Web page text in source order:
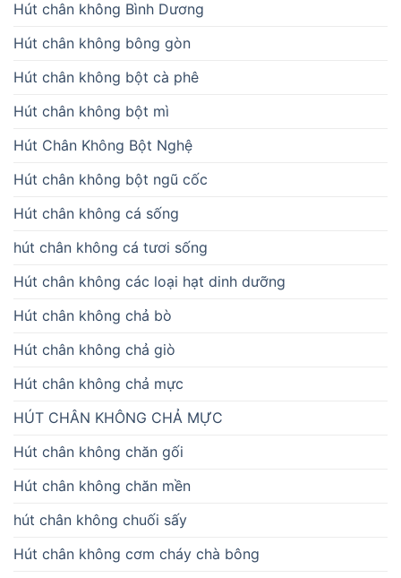
Hút chân không Bình Dương
Hút chân không bông gòn
Hút chân không bột cà phê
Hút chân không bột mì
Hút Chân Không Bột Nghệ
Hút chân không bột ngũ cốc
Hút chân không cá sống
hút chân không cá tươi sống
Hút chân không các loại hạt dinh dưỡng
Hút chân không chả bò
Hút chân không chả giò
Hút chân không chả mực
HÚT CHÂN KHÔNG CHẢ MỰC
Hút chân không chăn gối
Hút chân không chăn mền
hút chân không chuối sấy
Hút chân không cơm cháy chà bông